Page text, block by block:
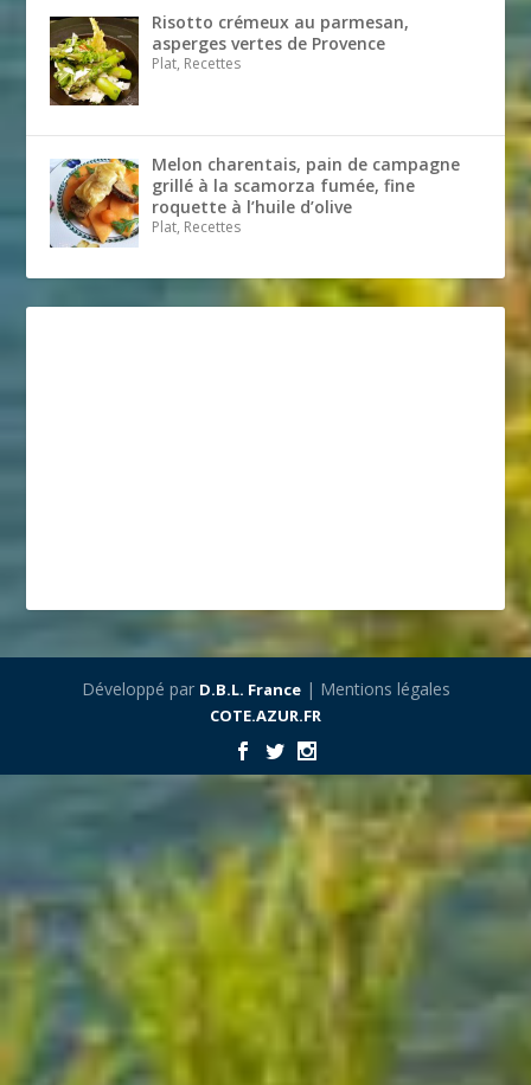
Risotto crémeux au parmesan,
asperges vertes de Provence
Plat, Recettes
Melon charentais, pain de campagne
grillé à la scamorza fumée, fine
roquette à l’huile d’olive
Plat, Recettes
Développé par D.B.L. France| Mentions légales
COTE.AZUR.FR